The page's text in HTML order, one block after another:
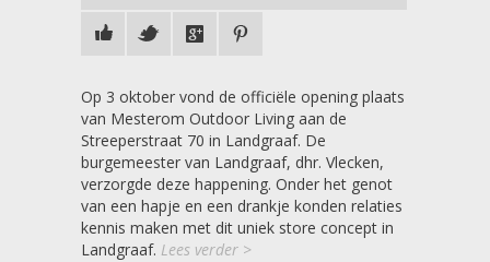
Op 3 oktober vond de officiële opening plaats
van Mesterom Outdoor Living aan de
Streeperstraat 70 in Landgraaf. De
burgemeester van Landgraaf, dhr. Vlecken,
verzorgde deze happening. Onder het genot
van een hapje en een drankje konden relaties
kennis maken met dit uniek store concept in
Landgraaf. Lees verder >